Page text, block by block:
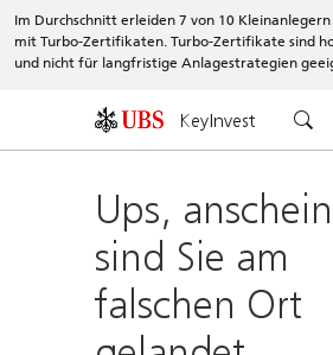
Im Durchschnitt erleiden 7 von 10
mit Turbo-Zertifikaten. Turbo-Zertifikate sind
und nicht für langfristige Anlagestrategien
KeyInvest
Ups,
sind Sie am
falschen Ort